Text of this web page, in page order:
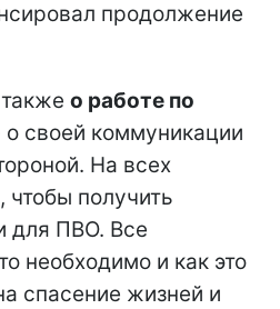
продолжение
о работе по
о своей коммуникации
На всех
чтобы получить
для ПВО. Все
необходимо и как это
спасение жизней и